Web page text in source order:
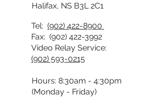
Halifax, NS B3L 2C1
Tel: (902) 422-8900
Fax: (902) 422-3992
Video Relay Service:
(902) 593-0215
Hours: 8:30am - 4:30pm
(Monday - Friday)